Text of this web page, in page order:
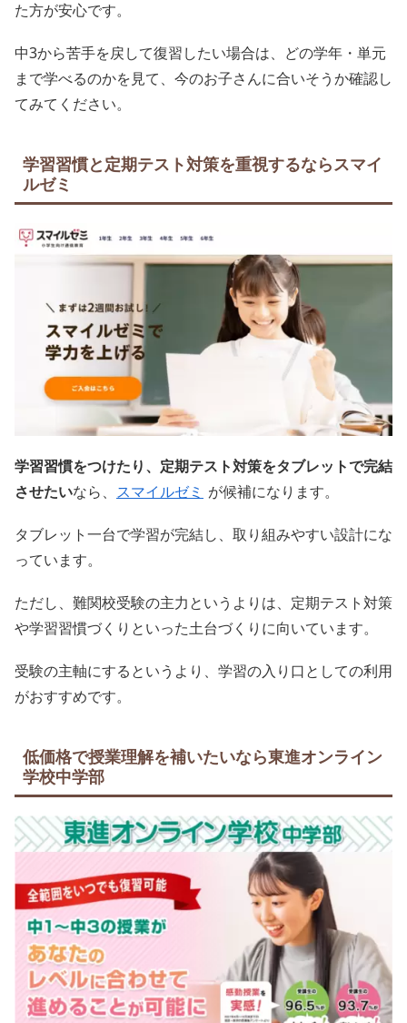
た方が安心です。
中3から苦手を戻して復習したい場合は、どの学年・単元
まで学べるのかを見て、今のお子さんに合いそうか確認し
てみてください。
学習習慣と定期テスト対策を重視するならスマイ
ルゼミ
学習習慣をつけたり、定期テスト対策をタブレットで完結
させたいなら、 スマイルゼミ が候補になります。
タブレット一台で学習が完結し、取り組みやすい設計にな
っています。
ただし、難関校受験の主力というよりは、定期テスト対策
や学習習慣づくりといった土台づくりに向いています。
受験の主軸にするというより、学習の入り口としての利用
がおすすめです。
低価格で授業理解を補いたいなら東進オンライン
学校中学部